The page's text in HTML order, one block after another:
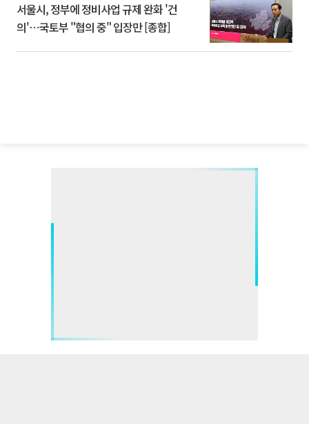
서울시, 정부에 정비사업 규제 완화 '건
의'⋯국토부 "협의 중" 입장만 [종합]